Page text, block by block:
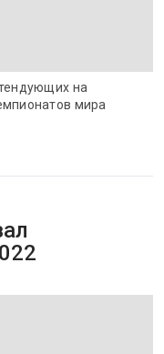
на
мира